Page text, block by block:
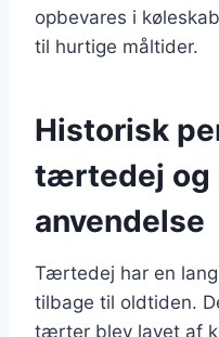
opbevares i
til hurtige måltider.
Historisk
tærtedej og
anvendelse
Tærtedej har en
tilbage til oldtiden.
tærter blev lavet af